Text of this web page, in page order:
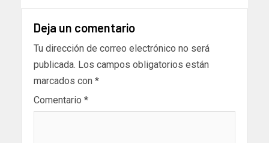
Deja un comentario
Tu dirección de correo electrónico no será
publicada. Los campos obligatorios están
marcados con *
Comentario *